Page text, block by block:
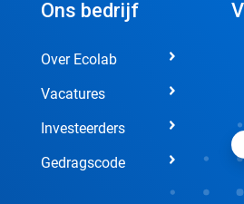
Ons bedrijf
Over Ecolab
Vacatures
Investeerders
Gedragscode